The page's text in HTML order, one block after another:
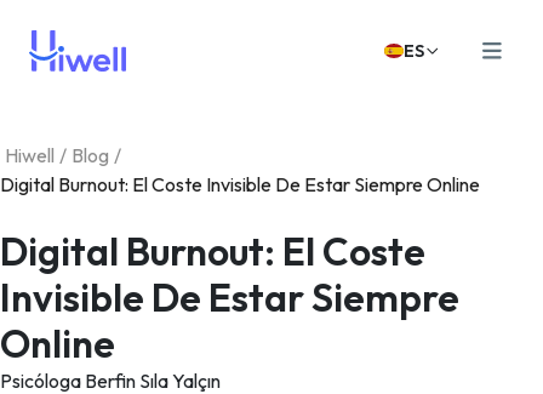
ES
Hiwell / Blog /
Digital Burnout: El Coste Invisible De Estar Siempre Online
Digital Burnout: El Coste
Invisible De Estar Siempre
Online
Psicóloga Berfin Sıla Yalçın